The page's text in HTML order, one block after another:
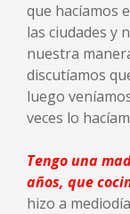
que hacíamos
las ciudades y
nuestra
discutíamos
luego
veces lo
Tengo una
años, que
hizo a